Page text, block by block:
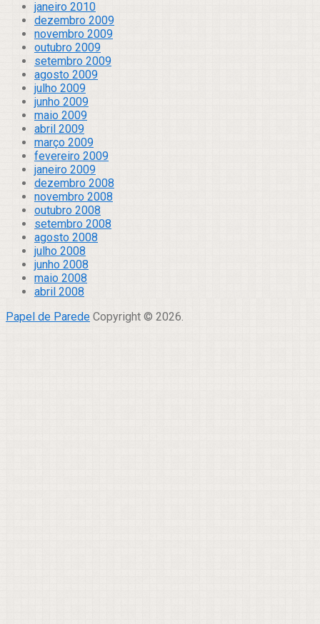
janeiro 2010
dezembro 2009
novembro 2009
outubro 2009
setembro 2009
agosto 2009
julho 2009
junho 2009
maio 2009
abril 2009
março 2009
fevereiro 2009
janeiro 2009
dezembro 2008
novembro 2008
outubro 2008
setembro 2008
agosto 2008
julho 2008
junho 2008
maio 2008
abril 2008
Papel de Parede Copyright © 2026.